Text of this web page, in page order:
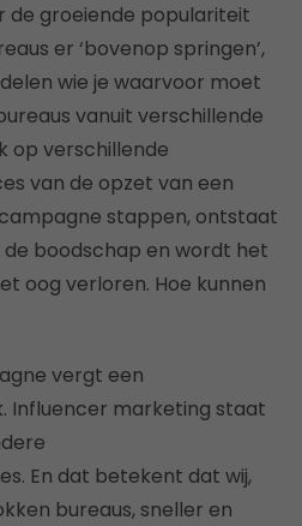
de groeiende populariteit
er ‘bovenop springen’,
wie je waarvoor moet
vanuit verschillende
op verschillende
van de opzet van een
stappen, ontstaat
boodschap en wordt het
oog verloren. Hoe kunnen
vergt een
Influencer marketing staat
En dat betekent dat wij,
bureaus, sneller en